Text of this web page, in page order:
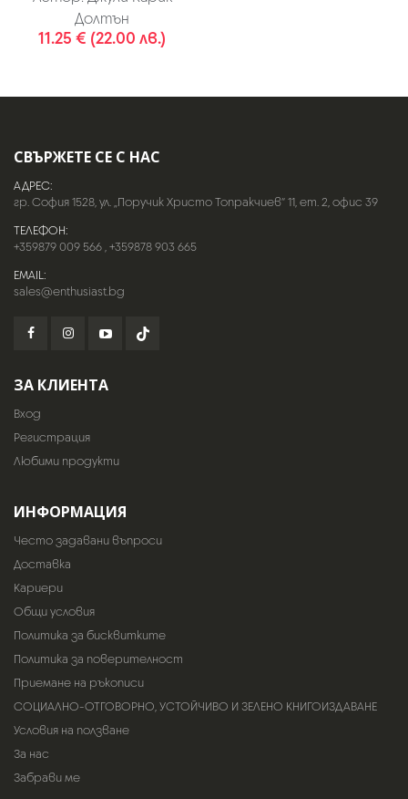
Долтън
11.25 € (22.00 лв.)
СВЪРЖЕТЕ СЕ С НАС
АДРЕС:
гр. София 1528, ул. „Поручик Христо Топракчиев“ 11, ет. 2, офис 39
ТЕЛЕФОН:
+359879 009 566,+359878 903 665
EMAIL:
sales@enthusiast.bg
ЗА КЛИЕНТА
Вход
Регистрация
Любими продукти
ИНФОРМАЦИЯ
Често задавани въпроси
Доставка
Кариери
Общи условия
Политика за бисквитките
Политика за поверителност
Приемане на ръкописи
СОЦИАЛНО-ОТГОВОРНО, УСТОЙЧИВО И ЗЕЛЕНО КНИГОИЗДАВАНЕ
Условия на ползване
За нас
Забрави ме